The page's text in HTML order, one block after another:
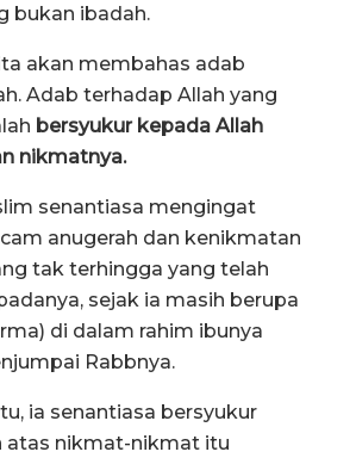
bukan ibadah.
akan membahas adab
Adab terhadap Allah yang
bersyukur kepada Allah
nikmatnya.
senantiasa mengingat
anugerah dan kenikmatan
tak terhingga yang telah
sejak ia masih berupa
di dalam rahim ibunya
Rabbnya.
ia senantiasa bersyukur
atas nikmat-nikmat itu